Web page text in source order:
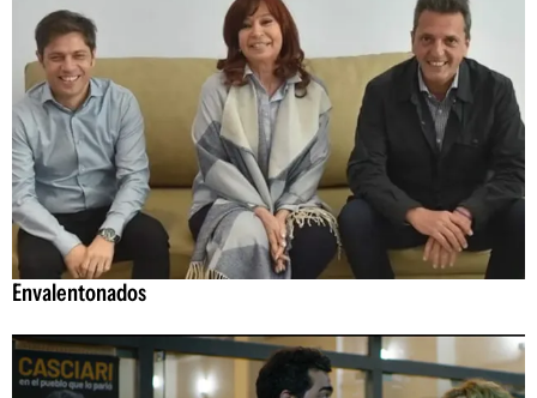
Envalentonados